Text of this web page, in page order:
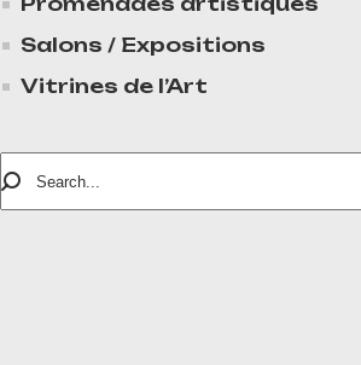
Salons / Expositions
Vitrines de l’Art